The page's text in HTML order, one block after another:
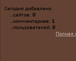
Сегодня добавлено
...сайтов: 0
...комментариев: 1
...пользователей: 0
Полная